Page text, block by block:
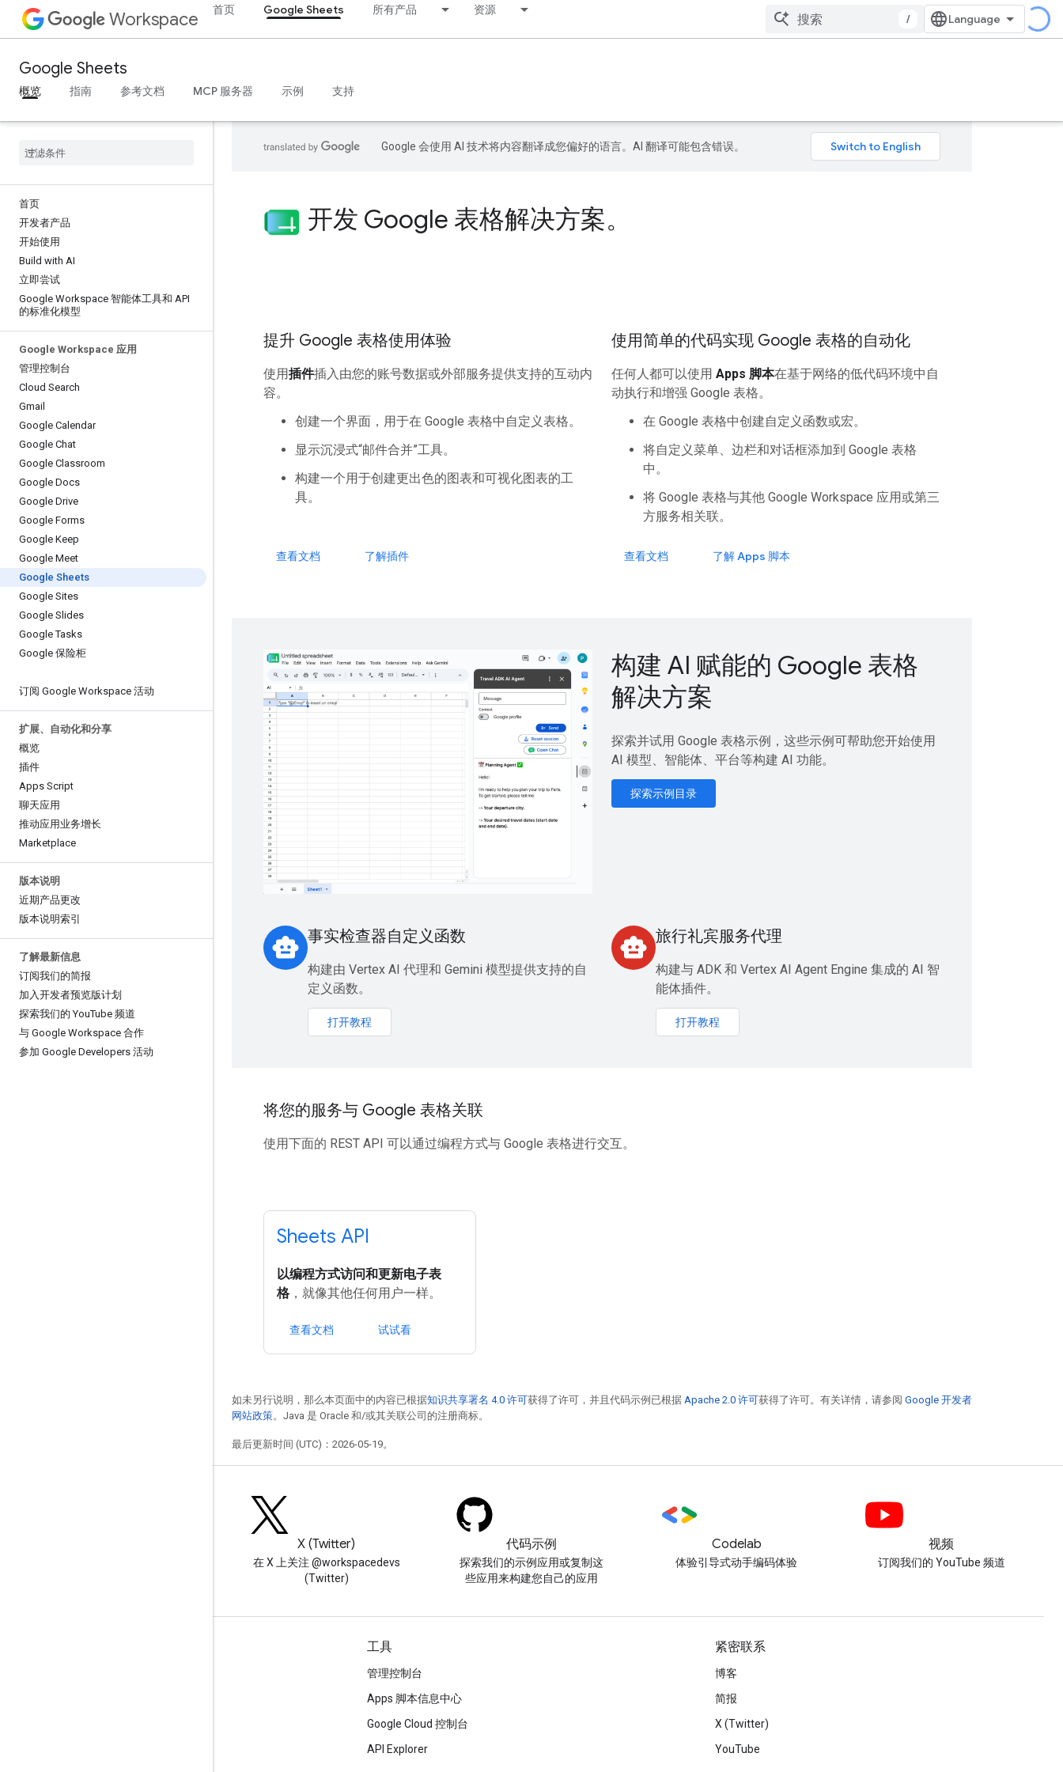
Workspace 首页 Google Sheets 所有产品 资源
/
Google Sheets
概览 指南 参考文档 MCP 服务器 示例 支持
首页
开发者产品
开始使用
Build with AI
立即尝试
Google Workspace 智能体工具和 API
的标准化模型
Google Workspace 应用
管理控制台
Cloud Search
Gmail
Google Calendar
Google Chat
Google Classroom
Google Docs
Google Drive
Google Forms
Google Keep
Google Meet
Google Sheets
Google Sites
Google Slides
Google Tasks
Google 保险柜
订阅 Google Workspace 活动
扩展、自动化和分享
概览
插件
Apps Script
聊天应用
推动应用业务增长
Marketplace
版本说明
近期产品更改
版本说明索引
了解最新信息
订阅我们的简报
加入开发者预览版计划
探索我们的 YouTube 频道
与 Google Workspace 合作
参加 Google Developers 活动
Google 会使用 AI 技术将内容翻译成您偏好的语言。AI 翻译可能包含错误。
开发 Google 表格解决方案。
提升 Google 表格使用体验
使用插件插入由您的账号数据或外部服务提供支持的互动内
容。
创建一个界面，用于在 Google 表格中自定义表格。
显示沉浸式“邮件合并”工具。
构建一个用于创建更出色的图表和可视化图表的工
具。
查看文档 了解插件
使用简单的代码实现 Google 表格的自动化
任何人都可以使用 Apps 脚本在基于网络的低代码环境中自
动执行和增强 Google 表格。
在 Google 表格中创建自定义函数或宏。
将自定义菜单、边栏和对话框添加到 Google 表格
中。
将 Google 表格与其他 Google Workspace 应用或第三
方服务相关联。
查看文档 了解 Apps 脚本
构建 AI 赋能的 Google 表格
解决方案
探索并试用 Google 表格示例，这些示例可帮助您开始使用
AI 模型、智能体、平台等构建 AI 功能。
探索示例目录
smart_toy 事实检查器自定义函数
构建由 Vertex AI 代理和 Gemini 模型提供支持的自
定义函数。
打开教程
smart_toy 旅行礼宾服务代理
构建与 ADK 和 Vertex AI Agent Engine 集成的 AI 智
能体插件。
打开教程
将您的服务与 Google 表格关联
使用下面的 REST API 可以通过编程方式与 Google 表格进行交互。
Sheets API
以编程方式访问和更新电子表
格 ，就像其他任何用户一样。
查看文档 试试看
如未另行说明，那么本页面中的内容已根据知识共享署名 4.0 许可获得了许可，并且代码示例已根据 Apache 2.0 许可获得了许可。有关详情，请参阅 Google 开发者
网站政策。Java 是 Oracle 和/或其关联公司的注册商标。
最后更新时间 (UTC)：2026-05-19。
X (Twitter)
在 X 上关注 @workspacedevs
(Twitter)
代码示例
探索我们的示例应用或复制这
些应用来构建您自己的应用
Codelab
体验引导式动手编码体验
视频
订阅我们的 YouTube 频道
工具
管理控制台
Apps 脚本信息中心
Google Cloud 控制台
API Explorer
紧密联系
博客
简报
X (Twitter)
YouTube